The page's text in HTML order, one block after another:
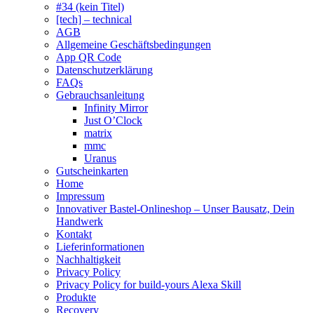
#34 (kein Titel)
[tech] – technical
AGB
Allgemeine Geschäftsbedingungen
App QR Code
Datenschutzerklärung
FAQs
Gebrauchsanleitung
Infinity Mirror
Just O’Clock
matrix
mmc
Uranus
Gutscheinkarten
Home
Impressum
Innovativer Bastel-Onlineshop – Unser Bausatz, Dein
Handwerk
Kontakt
Lieferinformationen
Nachhaltigkeit
Privacy Policy
Privacy Policy for build-yours Alexa Skill
Produkte
Recovery